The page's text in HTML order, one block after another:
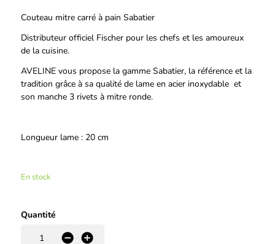
Description
Couteau mitre carré à pain Sabatier
Distributeur officiel Fischer pour les chefs et les amoureux
de la cuisine.
AVELINE vous propose la gamme Sabatier, la référence et la
tradition grâce à sa qualité de lame en acier inoxydable et
son manche 3 rivets à mitre ronde.
Longueur lame : 20 cm
En stock
Quantité
+
-